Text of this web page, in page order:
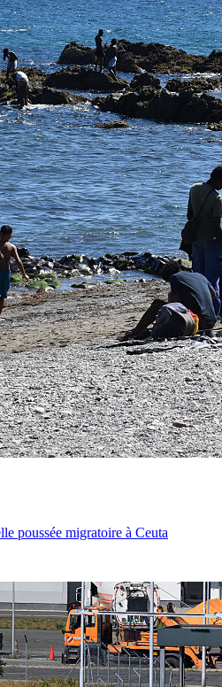
poussée migratoire à Ceuta